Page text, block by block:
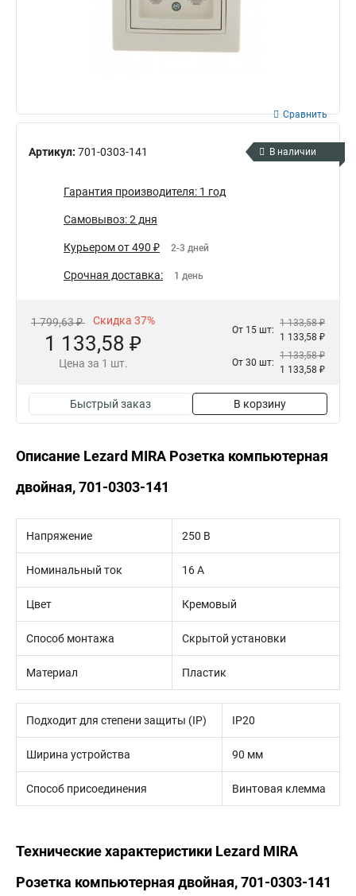
Артикул: 701-0303-141
Сравнить
В наличии
Гарантия производителя: 1 год
Самовывоз: 2 дня
Курьером от 490 ₽ 2-3 дней
Срочная доставка: 1 день
1 799,63 ₽ Скидка 37%
1 133,58 ₽
Цена за 1 шт.
От 15 шт:
1 133,58 ₽
1 133,58 ₽
От 30 шт:
1 133,58 ₽
1 133,58 ₽
Быстрый заказ В корзину
Описание Lezard MIRA Розетка компьютерная
двойная, 701-0303-141
Напряжение 250 В
Номинальный ток 16 А
Цвет Кремовый
Способ монтажа Скрытой установки
Материал Пластик
Подходит для степени защиты (IP) IP20
Ширина устройства 90 мм
Способ присоединения Винтовая клемма
Технические характеристики Lezard MIRA
Розетка компьютерная двойная, 701-0303-141